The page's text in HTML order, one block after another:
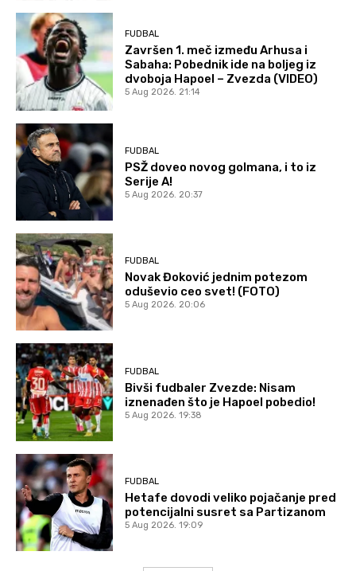
FUDBAL
Završen 1. meč između Arhusa i
Sabaha: Pobednik ide na boljeg iz
dvoboja Hapoel – Zvezda (VIDEO)
5 Aug 2026. 21:14
FUDBAL
PSŽ doveo novog golmana, i to iz
Serije A!
5 Aug 2026. 20:37
FUDBAL
Novak Đoković jednim potezom
oduševio ceo svet! (FOTO)
5 Aug 2026. 20:06
FUDBAL
Bivši fudbaler Zvezde: Nisam
iznenađen što je Hapoel pobedio!
5 Aug 2026. 19:38
FUDBAL
Hetafe dovodi veliko pojačanje pred
potencijalni susret sa Partizanom
5 Aug 2026. 19:09